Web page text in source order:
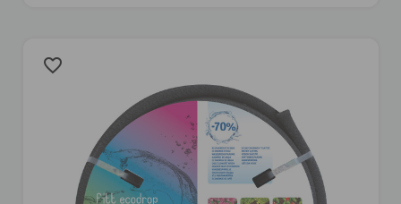
favorite_border